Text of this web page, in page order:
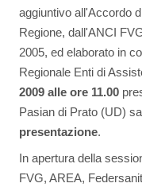
aggiuntivo all'Accordo
Regione, dall'ANCI
2005, ed elaborato in
Regionale Enti di
2009 alle ore 11.00
Pasian di Prato (UD)
presentazione.
In apertura della
FVG, AREA,